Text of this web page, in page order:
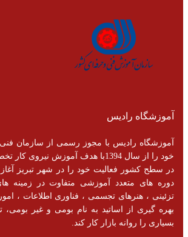
آموزشگاه رادیس
آموزشگاه رادیس با مجوز رسمی از سازمان
خود را از سال 1394با هدف آموزش
در سطح کشور فعالیت خود را در شهر تبریز آغاز
دوره های متعدد آموزشی متفاوت در زمینه
تزئینی ، هنرهای تجسمی ، فناوری اطلاعات ،
بهره گیری از اساتید به نام بومی و غیر بومی،
بسیاری را روانه بازار کار کند.